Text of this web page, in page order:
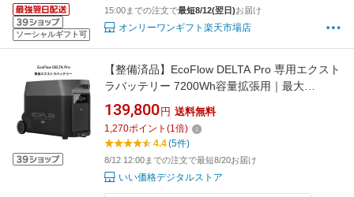
ソーシャルギフト可
15:00までの注文で最短8/12(翌日)お届け
オンリーワンギフト楽天市場店
【整備済品】EcoFlow DELTA Pro 専用エクスト
ラバッテリー 7200Wh容量拡張用｜最大
10,800Wh拡張 車中泊・防災・キャンプ対応 メ
ーカー保証6カ月
139,800 円 送料無料
1,270ポイント (1 倍)
4.4(5件)
8/12 12:00までの注文で最短8/20お届け
いい価格デジタルストア